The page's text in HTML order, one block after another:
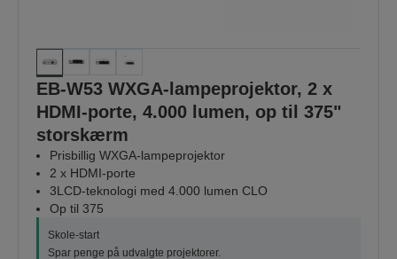
EB-W53 WXGA-lampeprojektor, 2 x
HDMI-porte, 4.000 lumen, op til 375"
storskærm
Prisbillig WXGA-lampeprojektor
2 x HDMI-porte
3LCD-teknologi med 4.000 lumen CLO
Op til 375
Skole-start
Spar penge på udvalgte projektorer.